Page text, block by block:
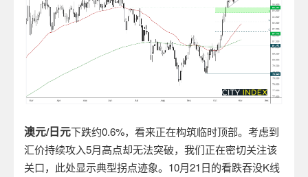
澳元/日元下跌约0.6%，看来正在构筑临时顶部。考虑到
汇价持续攻入5月高点却无法突破，我们正在密切关注该
关口，此处显示典型拐点迹象。10月21日的看跌吞没K线